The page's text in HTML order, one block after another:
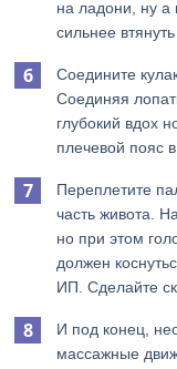
на ладони, ну а
сильнее втянуть
Соедините
Соединяя
глубокий вдох
плечевой пояс
Переплетите
часть живота.
но при этом
должен
ИП. Сделайте
И под конец,
массажные